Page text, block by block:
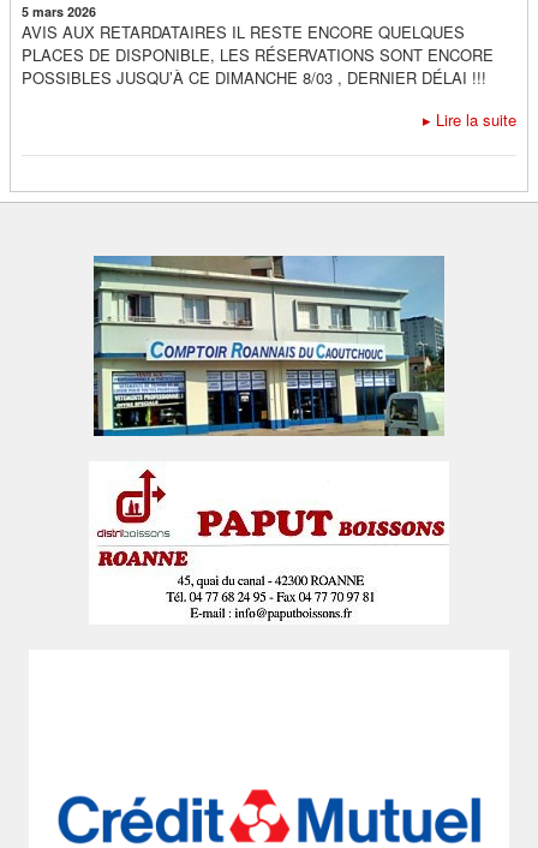
5 mars 2026
AVIS AUX RETARDATAIRES IL RESTE ENCORE QUELQUES
PLACES DE DISPONIBLE, LES RÉSERVATIONS SONT ENCORE
POSSIBLES JUSQU’À CE DIMANCHE 8/03 , DERNIER DÉLAI !!!
▸ Lire la suite